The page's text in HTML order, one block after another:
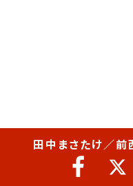
田中まさたけ／前